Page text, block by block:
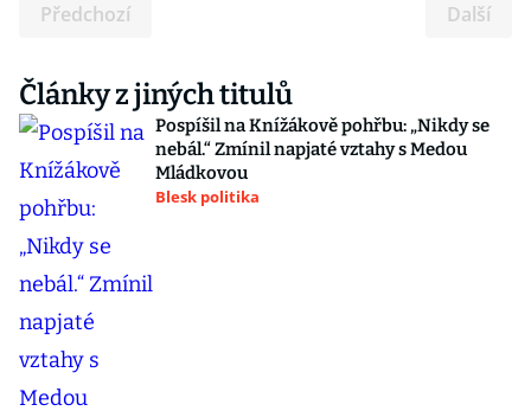
Předchozí Další
Články z jiných titulů
Pospíšil na Knížákově pohřbu: „Nikdy se
nebál.“ Zmínil napjaté vztahy s Medou
Mládkovou
Blesk politika